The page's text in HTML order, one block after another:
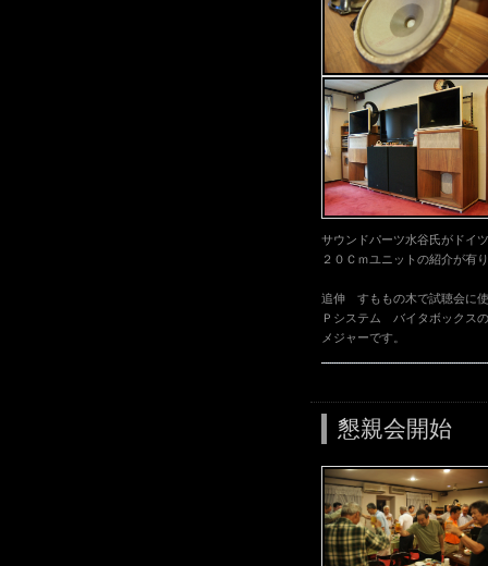
サウンドパーツ水谷氏がドイ
２０Ｃｍユニットの紹介が有
追伸 すももの木で試聴会に
Ｐシステム バイタボックス
メジャーです。
懇親会開始